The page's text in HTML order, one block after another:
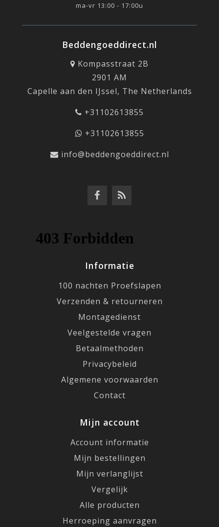
ma-vr 13:00 - 17:00u
Beddengoeddirect.nl
Kompasstraat 2B
2901 AM
Capelle aan den IJssel, The Netherlands
+31102613855
+31102613855
info@beddengoeddirect.nl
Informatie
100 nachten Proefslapen
Verzenden & retourneren
Montagedienst
Veelgestelde vragen
Betaalmethoden
Privacybeleid
Algemene voorwaarden
Contact
Mijn account
Account informatie
Mijn bestellingen
Mijn verlanglijst
Vergelijk
Alle producten
Herroeping aanvragen